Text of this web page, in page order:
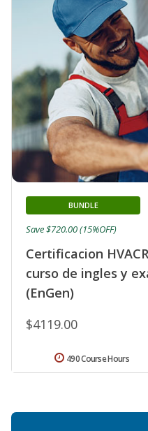
Certificacion
curso de ingles y
(EnGen)
BUNDLE
$4119.00
Save $720.00 (15%OFF)
490 Course Hours